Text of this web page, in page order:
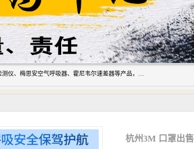
北京中创汇安科贸有限公司专业生产救援三脚架、天鹰4X气体检测仪、梅思安空气呼吸器、霍尼韦尔速差器等产品，品质保障，价格合理，欢迎在线致电咨询。
杭州3M 口罩出售